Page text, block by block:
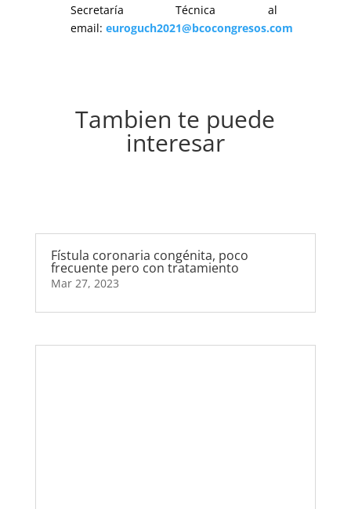
Secretaría Técnica al
email: euroguch2021@bcocongresos.com
Tambien te puede
interesar
Fístula coronaria congénita, poco
frecuente pero con tratamiento
Mar 27, 2023